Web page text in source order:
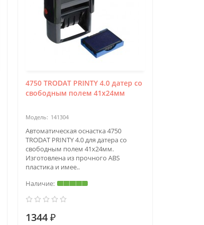
Автоматическая печать на оснастке
4642 trodat printy 4.0
4750 TRODAT PRINTY 4.0 датер со
свободным полем 41х24мм
141304
Автоматическая оснастка 4750
TRODAT PRINTY 4.0 для датера со
свободным полем 41х24мм.
Изготовлена из прочного ABS
пластика и имее..
1344 ₽